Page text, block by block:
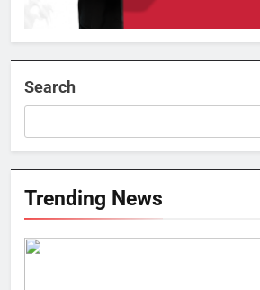
Search
Trending News